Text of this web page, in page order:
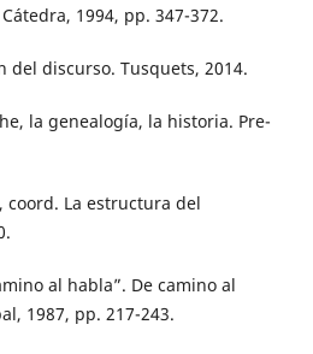
1994, pp. 347-372.
del discurso. Tusquets, 2014.
la genealogía, la historia. Pre-
coord. La estructura del
al habla”. De camino al
1987, pp. 217-243.